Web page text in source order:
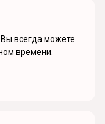
всегда можете
времени.